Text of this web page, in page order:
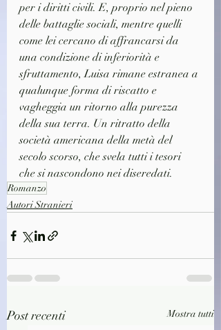
per i diritti civili. E, proprio nel pieno
delle battaglie sociali, mentre quelli
come lei cercano di affrancarsi da
una condizione di inferiorità e
sfruttamento, Luisa rimane estranea a
qualunque forma di riscatto e
vagheggia un ritorno alla purezza
della sua terra. Un ritratto della
società americana della metà del
secolo scorso, che svela tutti i tesori
che si nascondono nei diseredati.
Romanzo
Autori Stranieri
Post recenti Mostra tutti